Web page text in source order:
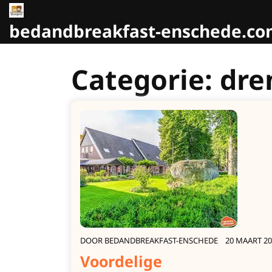
Naar
de
inhoud
bedandbreakfast-
Categorie:
DOOR BEDANDBREAKFAST-ENSCHEDE 20 MAART
Voordelige